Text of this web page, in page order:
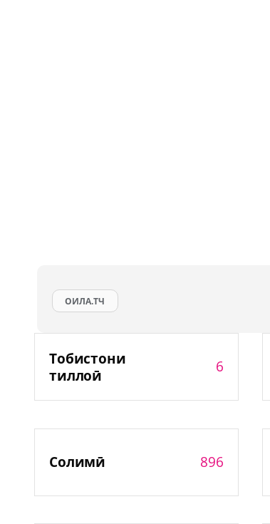
ОИЛА.ТЧ
Тобистони
тиллоӣ
6
Солимӣ 896